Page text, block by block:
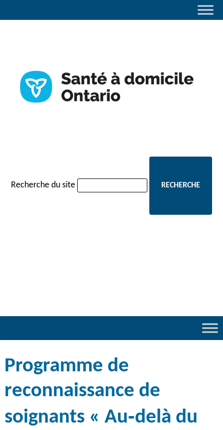
Recherche du site
Programme de
reconnaissance de
soignants « Au‑delà du